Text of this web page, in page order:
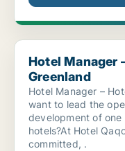
Hotel Manager – Hotel
Hotel Manager
Greenland
Hotel Manager –
want to lead the
development of one
hotels?At Hotel
committed, .